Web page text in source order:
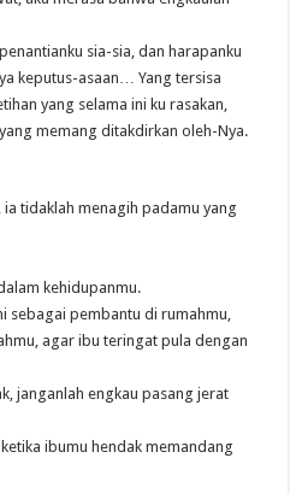
sia-sia, dan harapanku
keputus-asaan… Yang tersisa
yang selama ini ku rasakan,
memang ditakdirkan oleh-Nya.
tidaklah menagih padamu yang
kehidupanmu.
sebagai pembantu di rumahmu,
agar ibu teringat pula dengan
janganlah engkau pasang jerat
ibumu hendak memandang